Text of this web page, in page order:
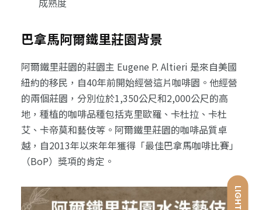
LIGHT
成熟度
巴拿馬阿爾鐵里莊園背景
阿爾鐵里莊園的莊園主 Eugene P. Altieri 是來自美國
紐約的移民，自40年前開始經營這片咖啡園。他經營
的兩個莊園，分別位於1,350公尺和2,000公尺的高
地，種植的咖啡品種包括克里歐羅、卡杜拉、卡杜
艾、卡帝莫和藝伎等。阿爾鐵里莊園的咖啡品質卓
越，自2013年以來年年獲得「最佳巴拿馬咖啡比賽」
（BoP）獎項的肯定。